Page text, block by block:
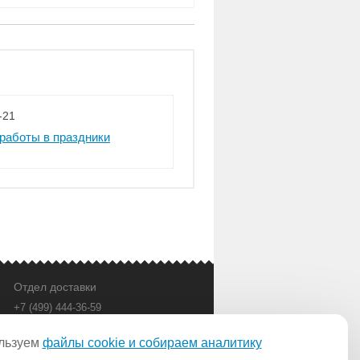
в праздники
Отдел доставки
+7 (499) 444-36-59
bas@bas-vanna.ru
файлы cookie и собираем аналитику